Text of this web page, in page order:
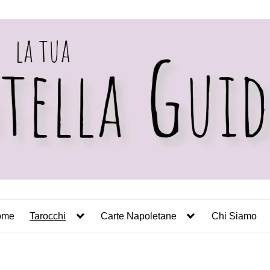
Tarocchi Carte Napoletane Chi Siamo